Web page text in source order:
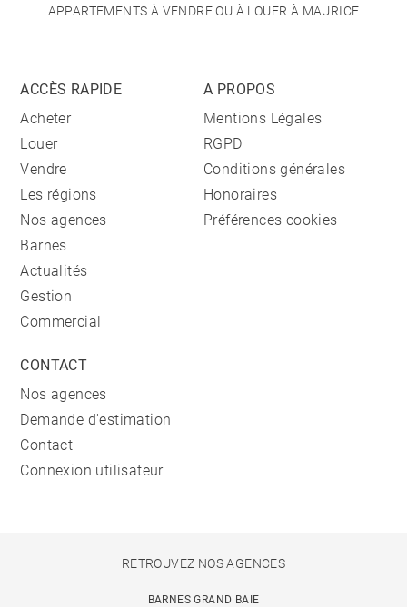
APPARTEMENTS À VENDRE OU À LOUER À MAURICE
ACCÈS RAPIDE
Acheter
Louer
Vendre
Les régions
Nos agences
Barnes
Actualités
Gestion
Commercial
A PROPOS
Mentions Légales
RGPD
Conditions générales
Honoraires
Préférences cookies
CONTACT
Nos agences
Demande d'estimation
Contact
Connexion utilisateur
RETROUVEZ NOS AGENCES
BARNES GRAND BAIE